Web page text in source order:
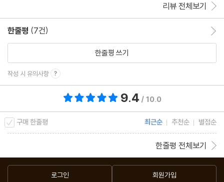
리뷰 전체보기
한줄평 (7건)
한줄평 쓰기
작성 시 유의사항
9.4 / 10.0
구매 한줄평 최근순 추천순 별점순
한줄평 전체보기
로그인 회원가입